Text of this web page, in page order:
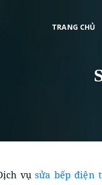
TRANG CHỦ
vụsửa bếp điện